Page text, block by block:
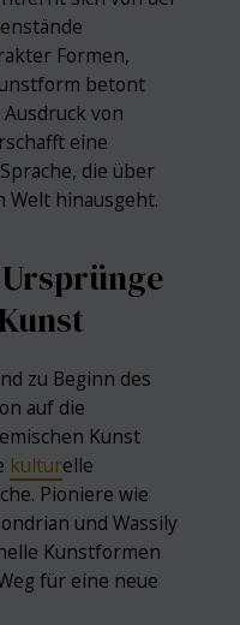
Formen,
betont
von
eine
die über
Welt hinausgeht.
zu Beginn des
auf die
Kunst
kulturelle
Pioniere wie
und Wassily
Kunstformen
für eine neue